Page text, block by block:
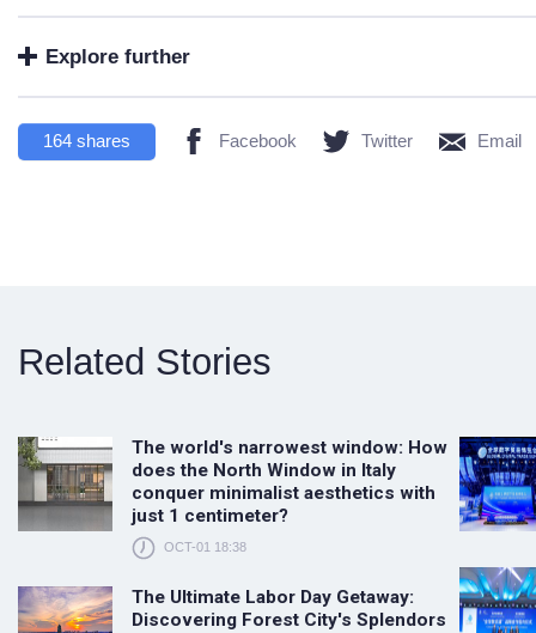
Explore further
164 shares Facebook Twitter Email
Related Stories
The world's narrowest window: How
does the North Window in Italy
conquer minimalist aesthetics with
just 1 centimeter?
OCT-01 18:38
The Ultimate Labor Day Getaway:
Discovering Forest City's Splendors